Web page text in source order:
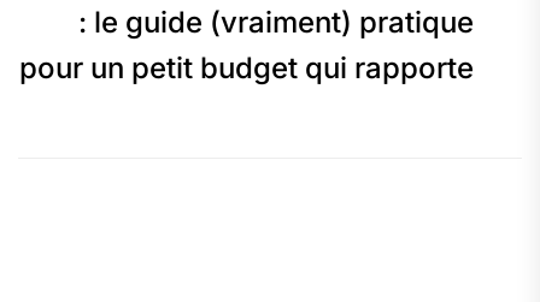
: le guide (vraiment) pratique
pour un petit budget qui rapporte